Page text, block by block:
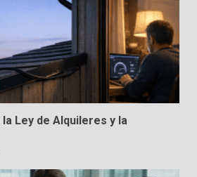
Ley de Alquileres y la